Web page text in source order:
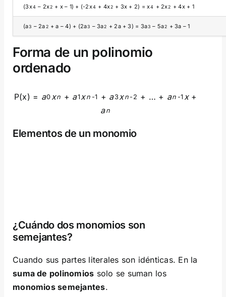
(3x4 – 2x2 + x – 1) + (-2x4 + 4x2 + 3x + 2) = x4 + 2x2 + 4x + 1
(a3 – 2a2 + a – 4) + (2a3 – 3a2 + 2a + 3) = 3a3 – 5a2 + 3a – 1
Forma de un polinomio
ordenado
P(x) = a0 xn + a1 xn -1 + a3 xn -2 + … + an -1 x+
an
Elementos de un monomio
¿Cuándo dos monomios son
semejantes?
Cuando sus partes literales son idénticas. En la
suma de polinomios solo se suman los
monomios semejantes.